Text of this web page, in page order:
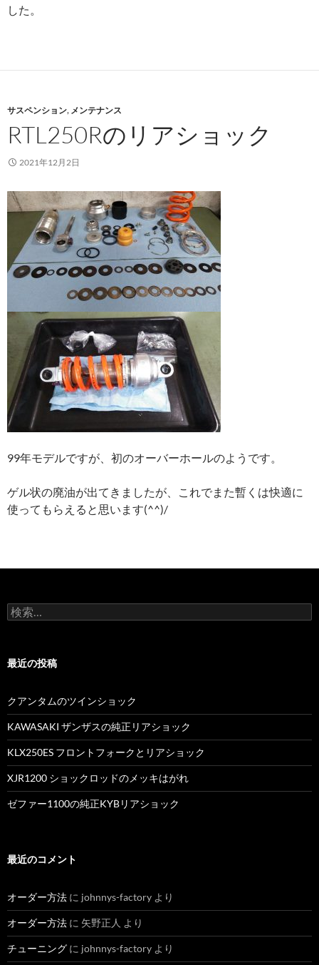
した。
サスペンション, メンテナンス
RTL250Rのリアショック
2021年12月2日
99年モデルですが、初のオーバーホールのようです。
ゲル状の廃油が出てきましたが、これでまた暫くは快適に
使ってもらえると思います(^^)/
検
索
最近の投稿
クアンタムのツインショック
KAWASAKI ザンザスの純正リアショック
KLX250ES フロントフォークとリアショック
XJR1200 ショックロッドのメッキはがれ
ゼファー1100の純正KYBリアショック
最近のコメント
オーダー方法 に johnnys-factory より
オーダー方法 に 矢野正人 より
チューニング に johnnys-factory より